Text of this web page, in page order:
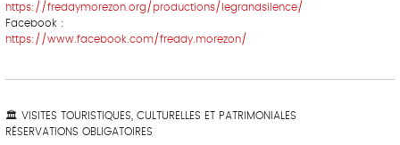
https://freddymorezon.org/productions/legrandsilence/
Facebook :
https://www.facebook.com/freddy.morezon/
🏛 VISITES TOURISTIQUES, CULTURELLES ET PATRIMONIALES
RÉSERVATIONS OBLIGATOIRES